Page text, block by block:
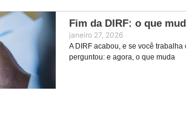
Fim da DIRF: o que
janeiro 27, 2026
A DIRF acabou, e se você
perguntou: e agora, o que muda